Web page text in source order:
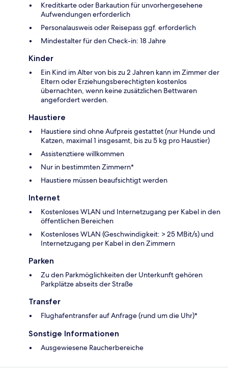
Kreditkarte oder Barkaution für unvorhergesehene
Aufwendungen erforderlich
Personalausweis oder Reisepass ggf. erforderlich
Mindestalter für den Check-in: 18 Jahre
Kinder
Ein Kind im Alter von bis zu 2 Jahren kann im Zimmer der
Eltern oder Erziehungsberechtigten kostenlos
übernachten, wenn keine zusätzlichen Bettwaren
angefordert werden.
Haustiere
Haustiere sind ohne Aufpreis gestattet (nur Hunde und
Katzen, maximal 1 insgesamt, bis zu 5 kg pro Haustier)
Assistenztiere willkommen
Nur in bestimmten Zimmern*
Haustiere müssen beaufsichtigt werden
Internet
Kostenloses WLAN und Internetzugang per Kabel in den
öffentlichen Bereichen
Kostenloses WLAN (Geschwindigkeit: > 25 MBit/s) und
Internetzugang per Kabel in den Zimmern
Parken
Zu den Parkmöglichkeiten der Unterkunft gehören
Parkplätze abseits der Straße
Transfer
Flughafentransfer auf Anfrage (rund um die Uhr)*
Sonstige Informationen
Ausgewiesene Raucherbereiche